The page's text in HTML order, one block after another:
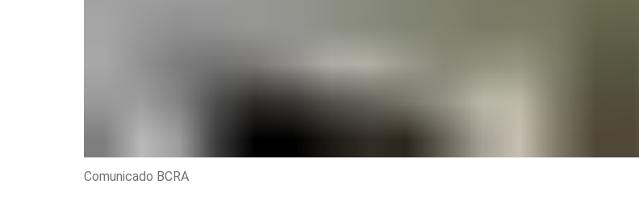
Comunicado BCRA